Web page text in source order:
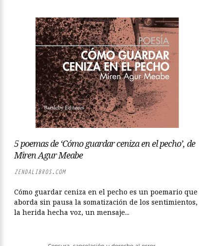
5 poemas de ‘Cómo guardar ceniza en el pecho’, de
Miren Agur Meabe
ZENDALIBROS.COM
Cómo guardar ceniza en el pecho es un poemario que
aborda sin pausa la somatización de los sentimientos,
la herida hecha voz, un mensaje...